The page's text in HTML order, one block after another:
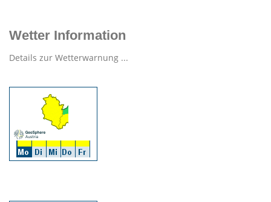
Wetter Information
Details zur Wetterwarnung ...